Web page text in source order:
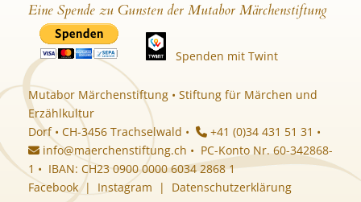
Eine Spende zu Gunsten der Mutabor Märchenstiftung
Spenden mit Twint
Mutabor Märchenstiftung • Stiftung für Märchen und
Erzählkultur
Dorf • CH-3456 Trachselwald •
+41 (0)34 431 51 31 •
info@maerchenstiftung.ch • PC-Konto Nr. 60-342868-
1 • IBAN: CH23 0900 0000 6034 2868 1
Facebook| Instagram | Datenschutzerklärung